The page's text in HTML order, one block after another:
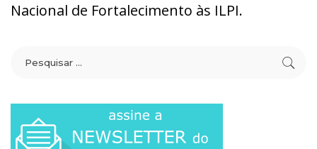
Nacional de Fortalecimento às ILPI.